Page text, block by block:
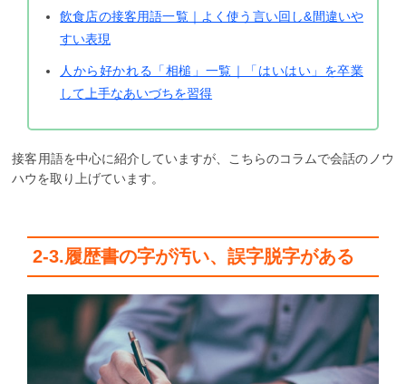
飲食店の接客用語一覧｜よく使う言い回し&間違いや
すい表現
人から好かれる「相槌」一覧｜「はいはい」を卒業
して上手なあいづちを習得
接客用語を中心に紹介していますが、こちらのコラムで会話のノウ
ハウを取り上げています。
2-3.履歴書の字が汚い、誤字脱字がある